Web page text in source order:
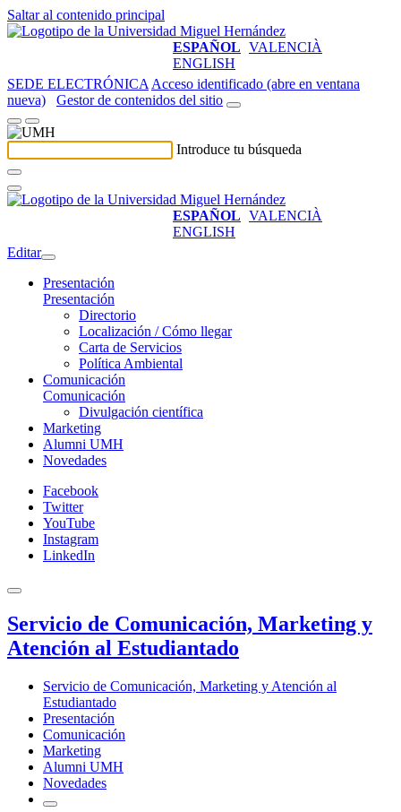
Saltar al contenido principal
ESPAÑOL VALENCIÀ
ENGLISH
SEDE ELECTRÓNICA Acceso identificado (abre en ventana
nueva)
Gestor de contenidos del sitio
Introduce tu búsqueda
ESPAÑOL VALENCIÀ
ENGLISH
Editar
Presentación
Presentación
Directorio
Localización / Cómo llegar
Carta de Servicios
Política Ambiental
Comunicación
Comunicación
Divulgación científica
Marketing
Alumni UMH
Novedades
Facebook
Twitter
YouTube
Instagram
LinkedIn
Servicio de Comunicación, Marketing y
Atención al Estudiantado
Servicio de Comunicación, Marketing y Atención al
Estudiantado
Presentación
Comunicación
Marketing
Alumni UMH
Novedades